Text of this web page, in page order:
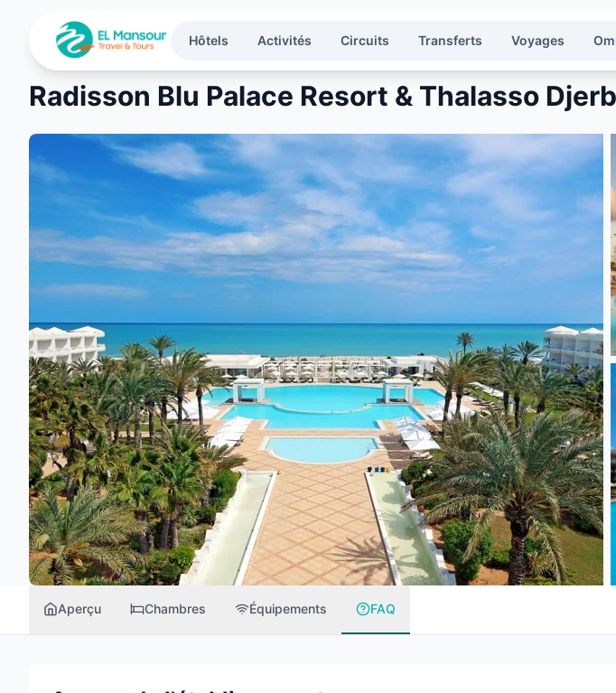
Hôtels Activités Circuits Transferts Voyages
Radisson Blu Palace Resort & Thalasso
Aperçu Chambres Équipements FAQ